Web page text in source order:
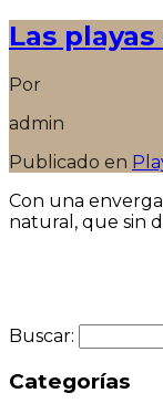
Las
Por
admin
Publicado en
Con una
natural, que sin
Buscar:
Categorías